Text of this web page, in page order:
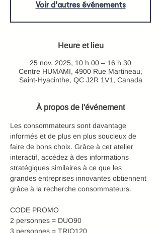
Voir d'autres événements
Heure et lieu
25 nov. 2025, 10 h 00 – 16 h 30
Centre HUMAMI, 4900 Rue Martineau,
Saint-Hyacinthe, QC J2R 1V1, Canada
À propos de l'événement
Les consommateurs sont davantage
informés et de plus en plus soucieux de
faire de bons choix. Grâce à cet atelier
interactif, accédez à des informations
stratégiques similaires à ce que les
grandes entreprises innovantes obtiennent
grâce à la recherche consommateurs.
CODE PROMO
2 personnes = DUO90
3 personnes = TRIO120